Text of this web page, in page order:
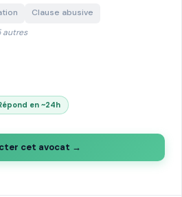
Clause abusive
autres
en ~24h
cet avocat →